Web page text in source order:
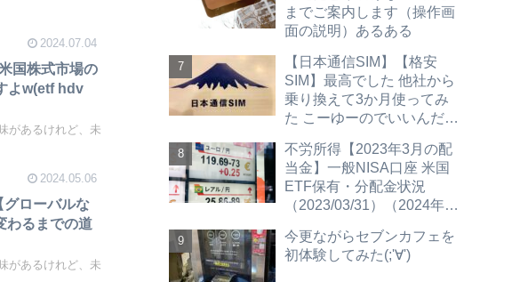
2024.07.04
国株式市場の
よw(etf hdv
があるけれど、未
2024.05.06
ローバルな
わるまでの道
があるけれど、未
までご案内します（操作画
面の説明）あるある
【日本通信SIM】【格安
SIM】最高でした 他社から
乗り換えて3か月使ってみ
た こーゆーのでいいんだよ
ラン紹介）
不労所得【2023年3月の配
当金】一般NISA口座 米国
ETF保有・分配金状況
（2023/03/31）（2024年新
今更ながらセブンカフェを
初体験してみた(;'∀')